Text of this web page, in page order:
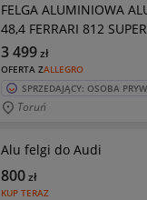
FELGA ALUMINIOWA
48,4 FERRARI 812
OFERTA ZALLEGRO
3 499zł
SPRZEDAJĄCY: OSOBA
Toruń
Alu felgi do Audi
KUP TERAZ
800zł